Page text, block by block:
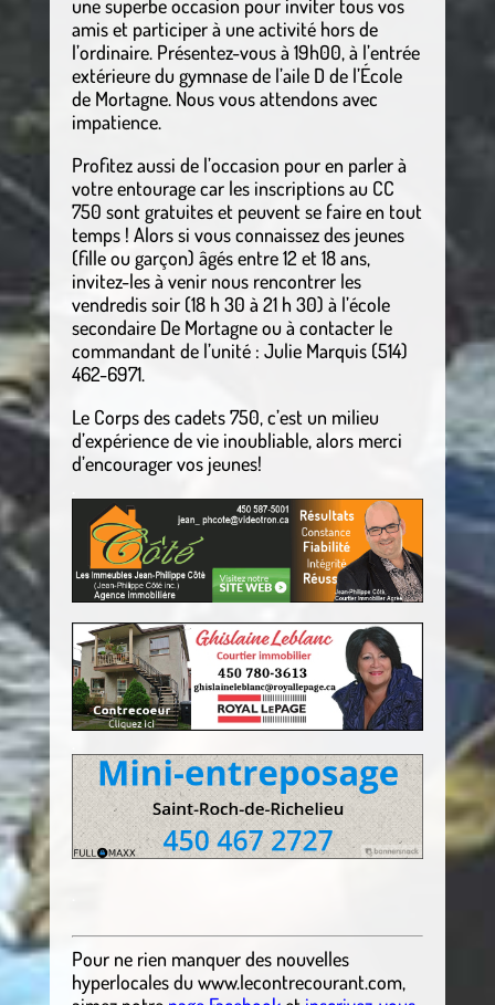
une superbe occasion pour inviter tous vos
amis et participer à une activité hors de
l’ordinaire. Présentez-vous à 19h00, à l’entrée
extérieure du gymnase de l’aile D de l’École
de Mortagne. Nous vous attendons avec
impatience.
Profitez aussi de l’occasion pour en parler à
votre entourage car les inscriptions au CC
750 sont gratuites et peuvent se faire en tout
temps ! Alors si vous connaissez des jeunes
(fille ou garçon) âgés entre 12 et 18 ans,
invitez-les à venir nous rencontrer les
vendredis soir (18 h 30 à 21 h 30) à l’école
secondaire De Mortagne ou à contacter le
commandant de l’unité : Julie Marquis (514)
462-6971.
Le Corps des cadets 750, c’est un milieu
d’expérience de vie inoubliable, alors merci
d’encourager vos jeunes!
Pour ne rien manquer des nouvelles
hyperlocalesdu www.lecontrecourant.com,